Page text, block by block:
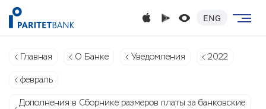
ENG
Главная О Банке Уведомления 2022
февраль
Дополнения в Сборнике размеров платы за банковские